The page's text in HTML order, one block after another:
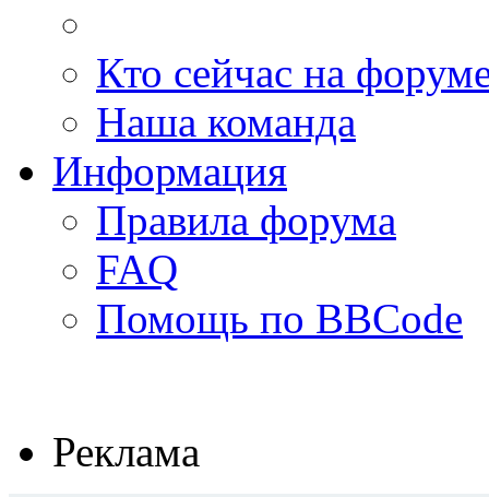
Кто сейчас на
Наша команда
Информация
Правила форума
FAQ
Помощь по BBCode
Реклама